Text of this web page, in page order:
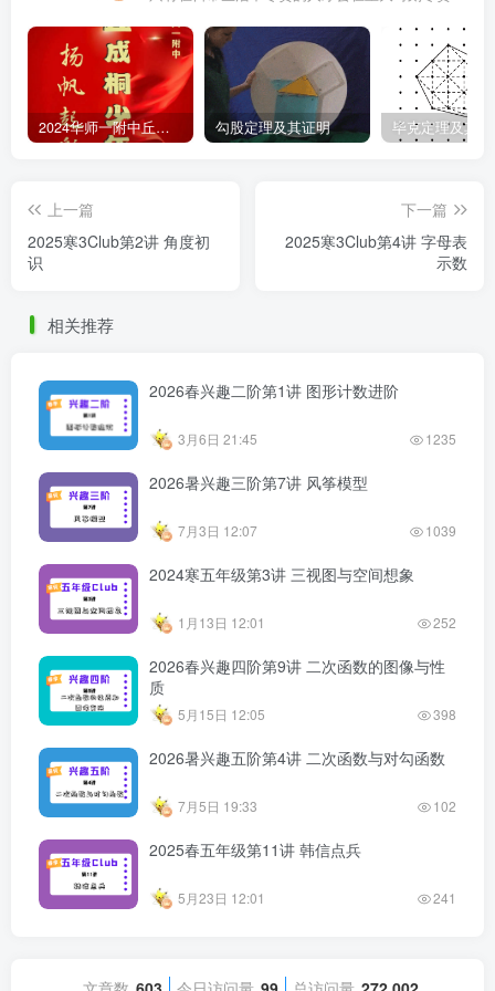
2024华师一附中丘班游园考试真题 勾股定理及其证明 毕克定理及其
上一篇
2025寒3Club第2讲 角度初
识
下一篇
2025寒3Club第4讲 字母表
示数
相关推荐
2026春兴趣二阶第1讲 图形计数进阶
3月6日 21:45 1235
2026暑兴趣三阶第7讲 风筝模型
7月3日 12:07 1039
2024寒五年级第3讲 三视图与空间想象
1月13日 12:01 252
2026春兴趣四阶第9讲 二次函数的图像与性
质
5月15日 12:05 398
2026暑兴趣五阶第4讲 二次函数与对勾函数
7月5日 19:33 102
2025春五年级第11讲 韩信点兵
5月23日 12:01 241